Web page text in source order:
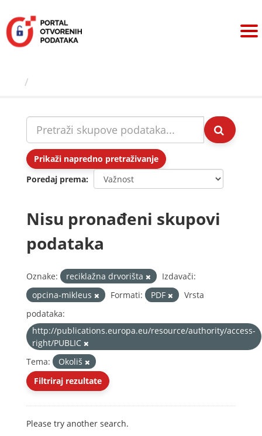
sadržaj
Prikaži napredno pretraživanje
Poredaj prema
Nisu pronađeni skupovi
podataka
Oznake: reciklažna drvorišta
Izdavači:
opcina-mikleus
Formati: PDF
Vrsta
podataka:
http://publications.europa.eu/resource/authority/access-
right/PUBLIC
Tema:
Okoliš
Filtriraj rezultate
Please try another search.